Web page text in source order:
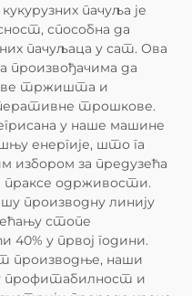
пачуља је
способна да
пачуљаца у сат. Ова
произвођачима да
тржишта и
трошкове.
у наше машине
енергије, што га
избором за предузећа
праксе одрживости.
производну линију
стопе
40% у првој години.
производње, наши
профитабилност и